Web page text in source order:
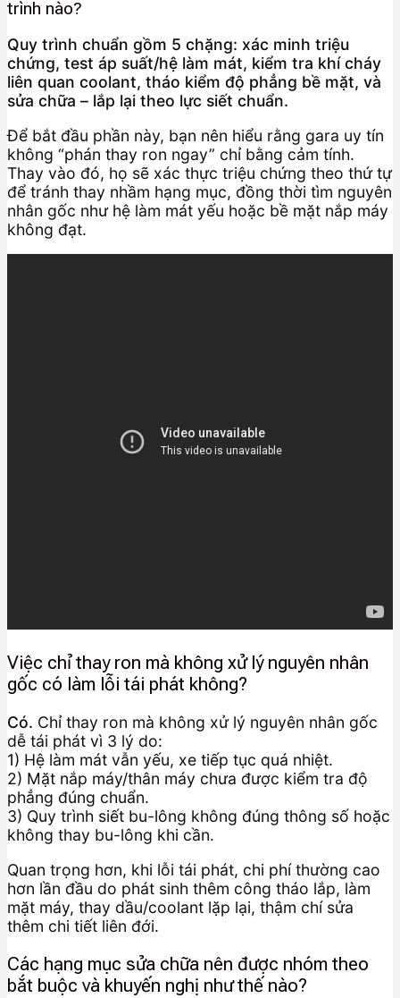
trình nào?
Quy trình chuẩn gồm 5 chặng: xác minh triệu
chứng, test áp suất/hệ làm mát, kiểm tra khí cháy
liên quan coolant, tháo kiểm độ phẳng bề mặt, và
sửa chữa – lắp lại theo lực siết chuẩn.
Để bắt đầu phần này, bạn nên hiểu rằng gara uy tín
không “phán thay ron ngay” chỉ bằng cảm tính.
Thay vào đó, họ sẽ xác thực triệu chứng theo thứ tự
để tránh thay nhầm hạng mục, đồng thời tìm nguyên
nhân gốc như hệ làm mát yếu hoặc bề mặt nắp máy
không đạt.
Việc chỉ thay ron mà không xử lý nguyên nhân
gốc có làm lỗi tái phát không?
Có. Chỉ thay ron mà không xử lý nguyên nhân gốc
dễ tái phát vì 3 lý do:
1) Hệ làm mát vẫn yếu, xe tiếp tục quá nhiệt.
2) Mặt nắp máy/thân máy chưa được kiểm tra độ
phẳng đúng chuẩn.
3) Quy trình siết bu-lông không đúng thông số hoặc
không thay bu-lông khi cần.
Quan trọng hơn, khi lỗi tái phát, chi phí thường cao
hơn lần đầu do phát sinh thêm công tháo lắp, làm
mặt máy, thay dầu/coolant lặp lại, thậm chí sửa
thêm chi tiết liên đới.
Các hạng mục sửa chữa nên được nhóm theo
bắt buộc và khuyến nghị như thế nào?